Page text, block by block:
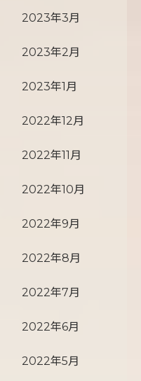
2023年3月
2023年2月
2023年1月
2022年12月
2022年11月
2022年10月
2022年9月
2022年8月
2022年7月
2022年6月
2022年5月